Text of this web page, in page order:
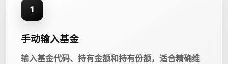
1
手动输入基金
输入基金代码、持有金额和持有份额，适合精确维